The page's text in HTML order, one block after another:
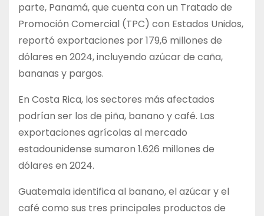
parte, Panamá, que cuenta con un Tratado de
Promoción Comercial (TPC) con Estados Unidos,
reportó exportaciones por 179,6 millones de
dólares en 2024, incluyendo azúcar de caña,
bananas y pargos.
En Costa Rica, los sectores más afectados
podrían ser los de piña, banano y café. Las
exportaciones agrícolas al mercado
estadounidense sumaron 1.626 millones de
dólares en 2024.
Guatemala identifica al banano, el azúcar y el
café como sus tres principales productos de